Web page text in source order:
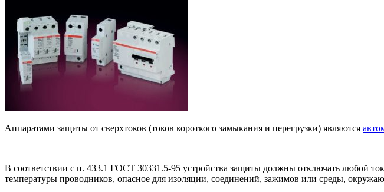
Аппаратами защиты от сверхтоков (токов короткого замыкания и перегрузки) являются
В соответствии с п. 433.1 ГОСТ 30331.5-95 устройства защиты должны отключать любой
температуры проводников, опасное для изоляции, соединений, зажимов или среды,